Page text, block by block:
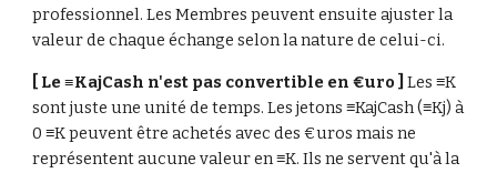
professionnel. Les Membres peuvent ensuite ajuster la
valeur de chaque échange selon la nature de celui-ci.
[ Le ≡KajCash n'est pas convertible en €uro ] Les ≡K
sont juste une unité de temps. Les jetons ≡KajCash (≡Kj) à
0 ≡K peuvent être achetés avec des €uros mais ne
représentent aucune valeur en ≡K. Ils ne servent qu'à la